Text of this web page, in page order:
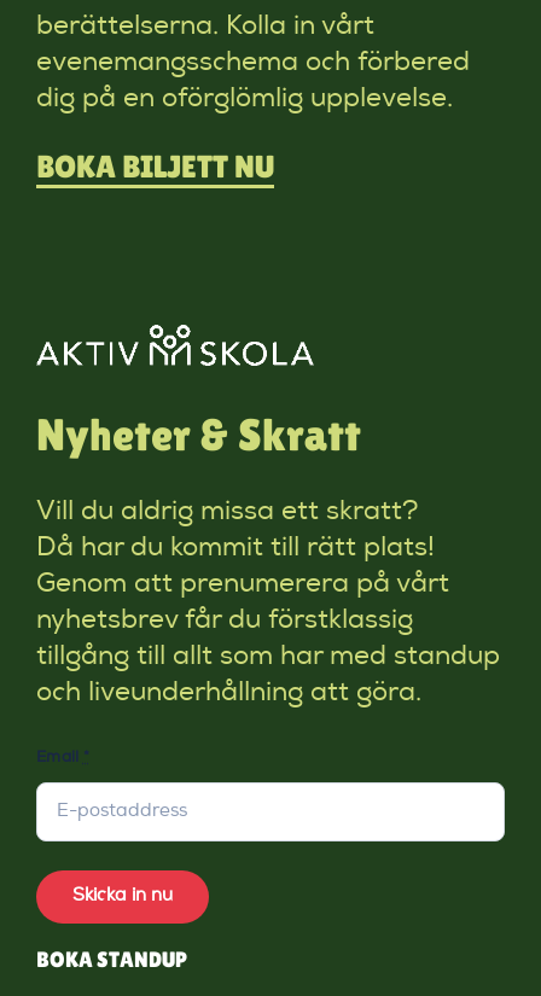
berättelserna. Kolla in vårt
evenemangsschema och förbered
dig på en oförglömlig upplevelse.
BOKA BILJETT NU
Nyheter & Skratt
Vill du aldrig missa ett skratt?
Då har du kommit till rätt plats!
Genom att prenumerera på vårt
nyhetsbrev får du förstklassig
tillgång till allt som har med standup
och liveunderhållning att göra.
Email *
Skicka in nu
BOKA STANDUP